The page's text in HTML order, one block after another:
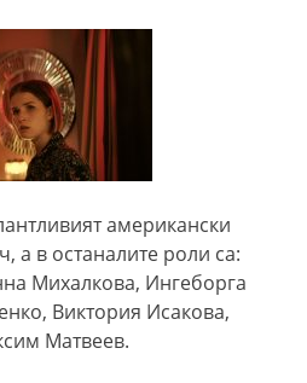
американски
а в останалите роли са:
Михалкова, Ингеборга
Виктория Исакова,
Матвеев.